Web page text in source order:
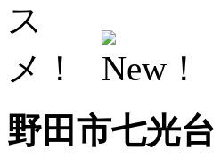
野田市七光台